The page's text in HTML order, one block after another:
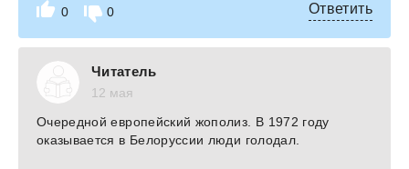
0 0 Ответить
Читатель
12 мая
Очередной европейский жополиз. В 1972 году
оказывается в Белоруссии люди голодал.